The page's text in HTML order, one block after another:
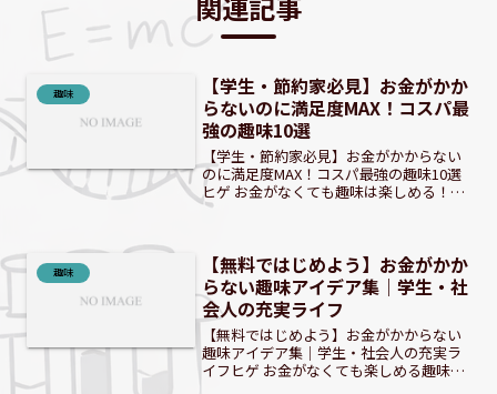
趣味
【学生・節約家必見】お金がかか
らないのに満足度MAX！コスパ最
強の趣味10選
【学生・節約家必見】お金がかからない
のに満足度MAX！コスパ最強の趣味10選
ヒゲ お金がなくても趣味は楽しめる！驚
きのアイデアを紹介するぜ！ 出費を抑え
がかかるから...
趣味
【無料ではじめよう】お金がかか
らない趣味アイデア集｜学生・社
会人の充実ライフ
【無料ではじめよう】お金がかからない
趣味アイデア集｜学生・社会人の充実ラ
イフヒゲ お金がなくても楽しめる趣味っ